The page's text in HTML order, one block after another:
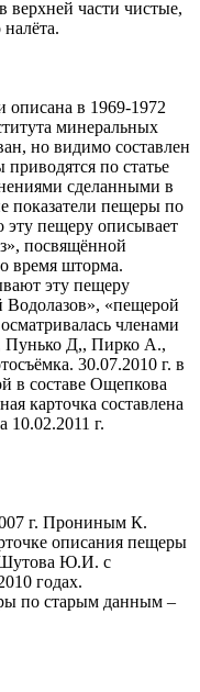
верхней части чистые,
описана в 1969-1972
минеральных
но видимо составлен
по статье
сделанными в
показатели пещеры по
пещеру описывает
посвящённой
время шторма.
эту пещеру
«пещерой
членами
Пунько Д,, Пирко А.,
30.07.2010 г. в
в составе Ощепкова
карточка составлена
г.
г. Прониным К.
описания пещеры
Шутова Ю.И. с
годах.
по старым данным –